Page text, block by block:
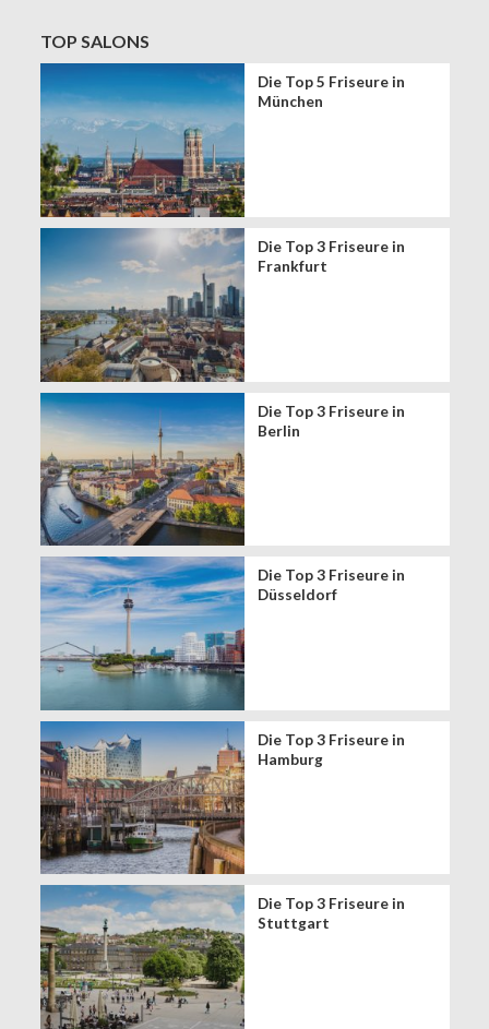
TOP SALONS
Die Top 5 Friseure in
München
Die Top 3 Friseure in
Frankfurt
Die Top 3 Friseure in
Berlin
Die Top 3 Friseure in
Düsseldorf
Die Top 3 Friseure in
Hamburg
Die Top 3 Friseure in
Stuttgart